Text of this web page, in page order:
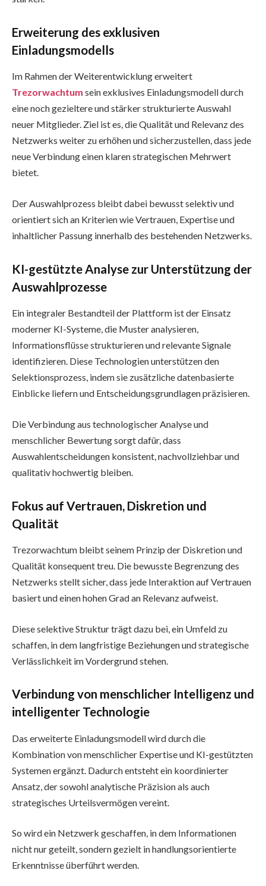
Erweiterung des exklusiven
Einladungsmodells
Im Rahmen der Weiterentwicklung erweitert
Trezorwachtum sein exklusives Einladungsmodell durch
eine noch gezieltere und stärker strukturierte Auswahl
neuer Mitglieder. Ziel ist es, die Qualität und Relevanz des
Netzwerks weiter zu erhöhen und sicherzustellen, dass jede
neue Verbindung einen klaren strategischen Mehrwert
bietet.
Der Auswahlprozess bleibt dabei bewusst selektiv und
orientiert sich an Kriterien wie Vertrauen, Expertise und
inhaltlicher Passung innerhalb des bestehenden Netzwerks.
KI-gestützte Analyse zur Unterstützung der
Auswahlprozesse
Ein integraler Bestandteil der Plattform ist der Einsatz
moderner KI-Systeme, die Muster analysieren,
Informationsflüsse strukturieren und relevante Signale
identifizieren. Diese Technologien unterstützen den
Selektionsprozess, indem sie zusätzliche datenbasierte
Einblicke liefern und Entscheidungsgrundlagen präzisieren.
Die Verbindung aus technologischer Analyse und
menschlicher Bewertung sorgt dafür, dass
Auswahlentscheidungen konsistent, nachvollziehbar und
qualitativ hochwertig bleiben.
Fokus auf Vertrauen, Diskretion und
Qualität
Trezorwachtum bleibt seinem Prinzip der Diskretion und
Qualität konsequent treu. Die bewusste Begrenzung des
Netzwerks stellt sicher, dass jede Interaktion auf Vertrauen
basiert und einen hohen Grad an Relevanz aufweist.
Diese selektive Struktur trägt dazu bei, ein Umfeld zu
schaffen, in dem langfristige Beziehungen und strategische
Verlässlichkeit im Vordergrund stehen.
Verbindung von menschlicher Intelligenz und
intelligenter Technologie
Das erweiterte Einladungsmodell wird durch die
Kombination von menschlicher Expertise und KI-gestützten
Systemen ergänzt. Dadurch entsteht ein koordinierter
Ansatz, der sowohl analytische Präzision als auch
strategisches Urteilsvermögen vereint.
So wird ein Netzwerk geschaffen, in dem Informationen
nicht nur geteilt, sondern gezielt in handlungsorientierte
Erkenntnisse überführt werden.